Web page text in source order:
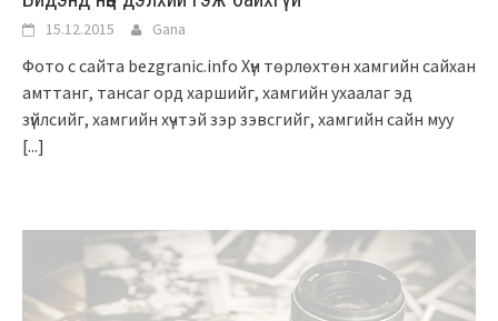
15.12.2015 Gana
Фото с сайта bezgranic.info Хүн төрлөхтөн хамгийн сайхан
амттанг, тансаг орд харшийг, хамгийн ухаалаг эд
зүйлсийг, хамгийн хүчтэй зэр зэвсгийг, хамгийн сайн муу
[...]